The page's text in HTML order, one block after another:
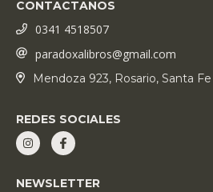
CONTACTANOS
0341 4518507
paradoxalibros@gmail.com
Mendoza 923, Rosario, Santa Fe
REDES SOCIALES
NEWSLETTER